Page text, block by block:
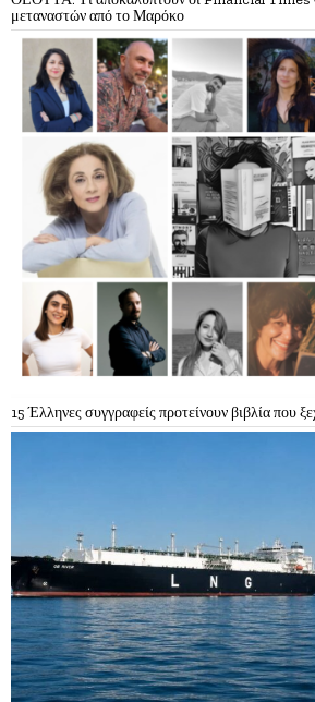
μεταναστών από το Μαρόκο
15 Έλληνες συγγραφείς προτείνουν βιβλία που